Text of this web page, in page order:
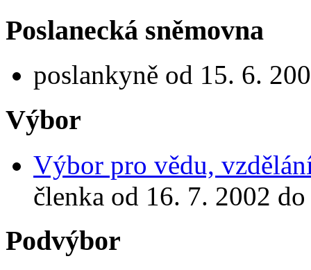
Poslanecká sněmovna
poslankyně od 15. 6.
Výbor
Výbor pro vědu,
členka od 16. 7. 2002
Podvýbor